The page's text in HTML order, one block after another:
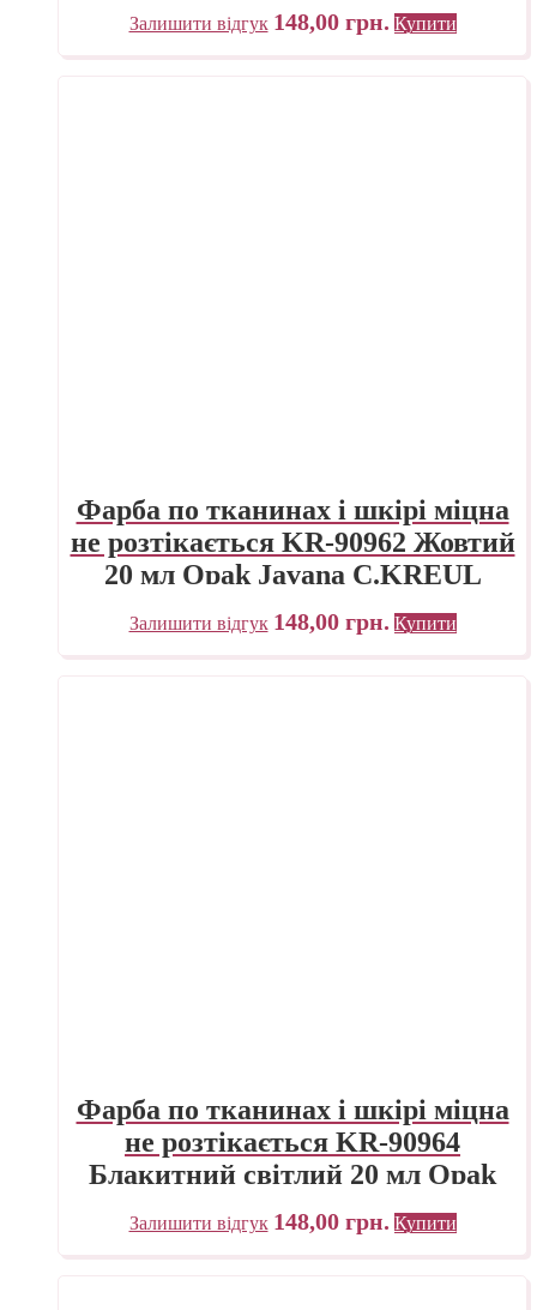
Залишити відгук 148,00 грн. Купити
Фарба по тканинах і шкірі міцна
не розтікається KR-90962 Жовтий
20 мл Opak Javana C.KREUL
Залишити відгук 148,00 грн. Купити
Фарба по тканинах і шкірі міцна
не розтікається KR-90964
Блакитний світлий 20 мл Opak
Javana C.KREUL
Залишити відгук 148,00 грн. Купити